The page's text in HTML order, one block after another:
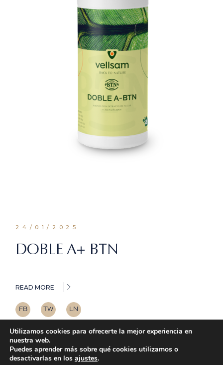
24/01/2025
DOBLE A+ BTN
READ MORE
FB TW LN
Utilizamos cookies para ofrecerte la mejor experiencia en
nuestra web.
Puedes aprender más sobre qué cookies utilizamos o
desactivarlas en los ajustes.